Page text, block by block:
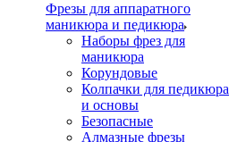
Фрезы для аппаратного
маникюра и педикюра
Наборы фрез для
маникюра
Корундовые
Колпачки для педикюра
и основы
Безопасные
Алмазные фрезы